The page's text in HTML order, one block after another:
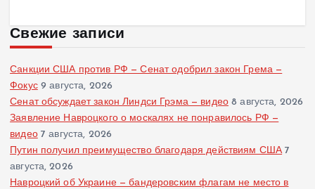
Свежие записи
Санкции США против РФ — Сенат одобрил закон Грема —
Фокус 9 августа, 2026
Сенат обсуждает закон Линдси Грэма — видео 8 августа, 2026
Заявление Навроцкого о москалях не понравилось РФ —
видео 7 августа, 2026
Путин получил преимущество благодаря действиям США 7
августа, 2026
Навроцкий об Украине — бандеровским флагам не место в